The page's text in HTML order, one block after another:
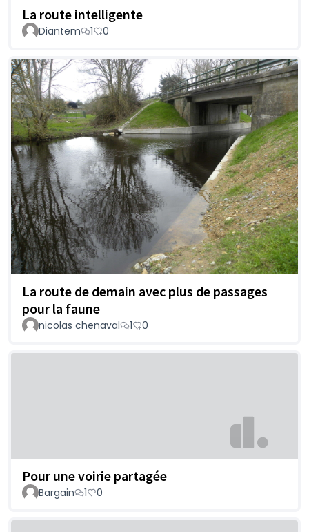
La route intelligente
Diantem 1 0
La route de demain avec plus de passages
pour la faune
nicolas chenaval 1 0
Pour une voirie partagée
Bargain 1 0